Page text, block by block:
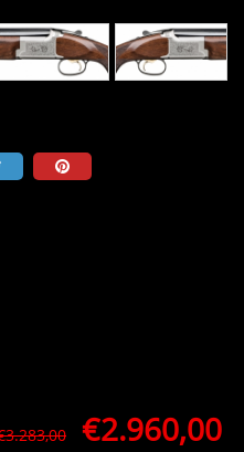
3.283,00 €2.960,00